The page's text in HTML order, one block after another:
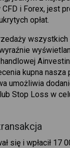
i Forex, jest
opłat.
wszystkich
kupna nasza
umożliwia
Stop Loss w
się i wpłacił 17